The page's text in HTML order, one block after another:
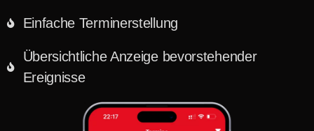
Einfache Terminerstellung
Übersichtliche Anzeige bevorstehender
Ereignisse